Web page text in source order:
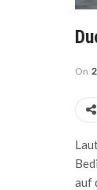
On
auf